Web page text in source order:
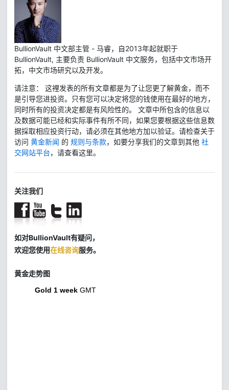
BullionVault 中文部主管 - 马睿，自2013年起就职于
BullionVault, 主要负责 BullionVault 中文服务，包括中文市场开
拓，中文市场研究以及开发。
请注意： 这裡发表的所有文章都是为了让您更了解黄金，而不
是引导您进投资。只有您可以决定将您的钱使用在最好的地方，
同时所有的投资决定都是有风险性的。 文章中所包含的信息以
及数据可能已经和实际事件有所不同，如果您要根据这些信息数
据採取相应投资行动，请必须在其他地方加以验证。请检查关于
访问 黄金新闻 的 规则与条款，如要分享我们的文章到其他 社
交网站平台，请查看这里。
关注我们
如对BullionVault有疑问，
欢迎您使用在线咨询服务。
黄金走势图
Gold 1 week GMT